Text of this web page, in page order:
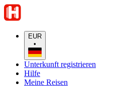
EUR
•
Unterkunft registrieren
Hilfe
Meine Reisen